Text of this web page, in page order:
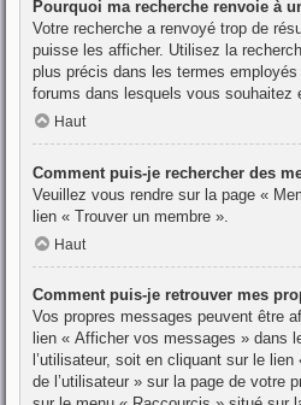
Pourquoi ma recherche renvoie à
Votre recherche a renvoyé trop de
puisse les afficher. Utilisez la
plus précis dans les termes
forums dans lesquels vous souhaitez
Haut
Comment puis-je rechercher des
Veuillez vous rendre sur la page «
lien « Trouver un membre ».
Haut
Comment puis-je retrouver mes
Vos propres messages peuvent être
lien « Afficher vos messages » dans
l’utilisateur, soit en cliquant sur le
de l’utilisateur » sur la page de votre